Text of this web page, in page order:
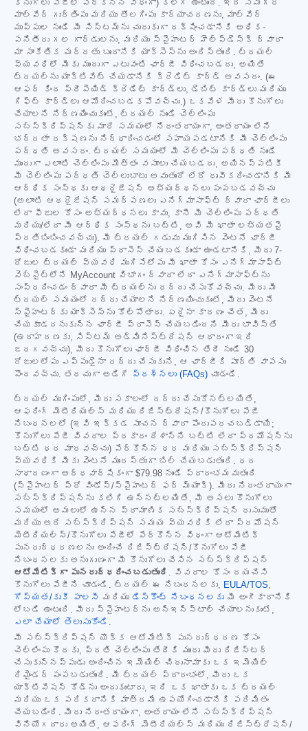
కొనుగోలు పేజీలో పేర్కొన్న విధంగా) కలిగి ఉంటుంది. ఇది సమగ్ర
మాల్వేర్ గుర్తింపు మరియు తొలగింపు కార్యాచరణను, మాల్వేర్
ముప్పుల నుండి మీ సిస్టమ్‌ను చురుకుగా రక్షించడానికి అధిక-
పనితీరు గల గార్డులను, మరియు స్పైహంటర్ హెల్ప్‌డెస్క్ ద్వారా
మా సాంకేతిక మద్దతు బృందానికి యాక్సెస్‌ను అందిస్తుంది. ట్రయల్
వ్యవధిలో మీకు ముందుగా ఎటువంటి ఛార్జీ విధించబడదు, అయితే
ట్రయల్‌ను యాక్టివేట్ చేయడానికి క్రెడిట్ కార్డ్ అవసరం. (ఈ
ఆఫర్ కింద ప్రీపెయిడ్ క్రెడిట్ కార్డ్‌లు, డెబిట్ కార్డ్‌లు మరియు
గిఫ్ట్ కార్డ్‌లు ఆమోదించబడకపోవచ్చు.) ఒకవేళ మీరు కొనుగోలు
చేయాలని నిర్ణయించుకుంటే, ట్రయల్ నుండి చెల్లింపు
సబ్‌స్క్రిప్షన్‌కు మారే సమయంలో నిరంతరాయంగా, అంతరాయం లేని
భద్రతా రక్షణను నిర్ధారించడంలో సహాయపడటానికి మీ చెల్లింపు
పద్ధతి అవసరం. ట్రయల్ సమయంలో మీ చెల్లింపు పద్ధతి నుండి
ముందుగా ఎలాంటి చెల్లింపు మొత్తం వసూలు చేయబడదు, అయినప్పటికీ
మీ చెల్లింపు పద్ధతి చెల్లుబాటు అవుతుందో లేదో ధృవీకరించడానికి మీ
ఆర్థిక సంస్థకు ఆథరైజేషన్ అభ్యర్థనలు పంపబడవచ్చు
(అలాంటి ఆథరైజేషన్ సమర్పణలు ఎనిగ్మాసాఫ్ట్ ద్వారా ఛార్జీలు
లేదా ఫీజుల కోసం అభ్యర్థనలు కావు, కానీ మీ చెల్లింపు పద్ధతి
మరియు/లేదా మీ ఆర్థిక సంస్థను బట్టి, అవి మీ ఖాతా లభ్యతపై
ప్రతిబింబించవచ్చు). మీ ట్రయల్ గడువు ముగిసిన వెంటనే ఛార్జీ
విధించబడకుండా మరియు ప్రాసెస్ చేయబడకుండా ఉండటానికి, మీరు 7-
రోజుల ట్రయల్ వ్యవధి ముగిసేలోపు మీ ఖాతా కోసం ఎనిగ్మాసాఫ్ట్
వెబ్‌సైట్‌లోని MyAccount విభాగం ద్వారా లేదా ఎనిగ్మాసాఫ్ట్‌ను
సంప్రదించడం ద్వారా మీ ట్రయల్‌ను రద్దు చేసుకోవచ్చు. మీరు మీ
ట్రయల్ సమయంలో రద్దు చేయాలని నిర్ణయించుకుంటే, మీరు వెంటనే
స్పైహంటర్‌కు యాక్సెస్‌ను కోల్పోతారు. ఏదైనా కారణం చేత, మీరు
చేయకూడదనుకున్న ఛార్జీ ప్రాసెస్ చేయబడిందని మీరు భావిస్తే
(ఉదాహరణకు, సిస్టమ్ అడ్మినిస్ట్రేషన్ ఆధారంగా ఇది
జరగవచ్చు), మీరు కొనుగోలు ఛార్జీ విధించిన తేదీ నుండి 30
రోజులలోపు ఎప్పుడైనా రద్దు చేసుకుని, ఆ ఛార్జీకి పూర్తి వాపసు
పొందవచ్చు. తరచుగా అడిగే
ప్రశ్నలు (FAQs) చూడండి.
ట్రయల్ ముగింపులో, మీరు సకాలంలో రద్దు చేసుకోనట్లయితే,
ఆఫరింగ్ మెటీరియల్స్ మరియు రిజిస్ట్రేషన్/కొనుగోలు పేజీ
నిబంధనలలో (ఇవి ఇక్కడ సూచన ద్వారా పొందుపరచబడ్డాయి;
కొనుగోలు పేజీ వివరాల ప్రకారం దేశాన్ని బట్టి లేదా ప్రమోషన్‌ను
బట్టి ధర మారవచ్చు) పేర్కొన్న ధర మరియు సబ్‌స్క్రిప్షన్
వ్యవధికి మీకు వెంటనే ముందస్తుగా బిల్ చేయబడుతుంది. ధర
సాధారణంగా అర్ధవార్షికంగా $79.98 నుండి ప్రారంభమవుతుంది
(స్పైహంటర్ ప్రో విండోస్/స్పైహంటర్ ఫర్ మ్యాక్). మీరు నిరంతరాయంగా
సబ్‌స్క్రిప్షన్‌ను కలిగి ఉన్నట్లయితే, మీ అసలు కొనుగోలు
సమయంలో అమలులో ఉన్న ప్రామాణిక సబ్‌స్క్రిప్షన్ రుసుముతో
మరియు అదే సబ్‌స్క్రిప్షన్ సమయ వ్యవధికి లేదా ప్రమోషన్
మెటీరియల్స్/కొనుగోలు పేజీలో పేర్కొన్న విధంగా ఆటోమేటిక్
పునరుద్ధరణలను అందించే రిజిస్ట్రేషన్/కొనుగోలు పేజీ
నిబంధనలకు అనుగుణంగా మీ కొనుగోలు చేసిన సబ్‌స్క్రిప్షన్
ఆటోమేటిక్‌గా పునరుద్ధరించబడుతుంది . వివరాల కోసం దయచేసి
కొనుగోలు పేజీని చూడండి. ట్రయల్ ఈ నిబంధనలకు, EULA/TOS,
గోప్యత/కుకీ పాలసీ మరియు డిస్కౌంట్ నిబంధనలకు మీ అంగీకారానికి
లోబడి ఉంటుంది. మీరు స్పైహంటర్‌ను అన్‌ఇన్‌స్టాల్ చేయాలనుకుంటే,
ఎలా చేయాలో తెలుసుకోండి .
మీ సబ్‌స్క్రిప్షన్ యొక్క ఆటోమేటిక్ పునరుద్ధరణ కోసం
చెల్లింపు కొరకు, ప్రతి చెల్లింపు తేదీకి ముందు మీరు రిజిస్టర్
చేసుకున్నప్పుడు అందించిన ఇమెయిల్ చిరునామాకు ఒక ఇమెయిల్
రిమైండర్ పంపబడుతుంది. మీ ట్రయల్ ప్రారంభంలో, మీరు ఒక
యాక్టివేషన్ కోడ్‌ను అందుకుంటారు, ఇది ఒక ఖాతాకు ఒక ట్రయల్
మరియు ఒక పరికరానికి మాత్రమే ఉపయోగించడానికి పరిమితం
చేయబడింది. మీరు నిరంతరాయంగా, అంతరాయం లేని సబ్‌స్క్రిప్షన్
వినియోగదారు అయితే, ఆఫరింగ్ మెటీరియల్స్ మరియు రిజిస్ట్రేషన్/